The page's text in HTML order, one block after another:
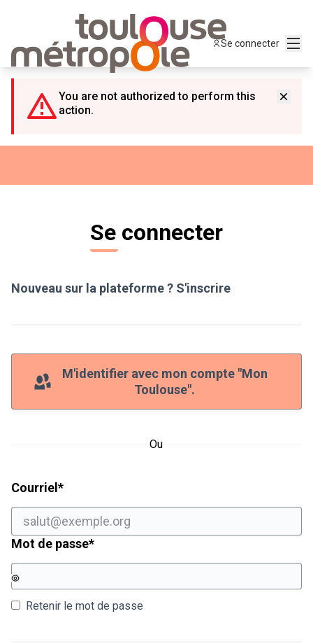
Se connecter
You are not authorized to perform this
action.
Se connecter
Nouveau sur la plateforme ? S'inscrire
M'identifier avec mon compte "Mon
Toulouse".
Ou
Courriel *Champ obligatoire
Mot de passe*Champ obligatoire
Retenir le mot de passe